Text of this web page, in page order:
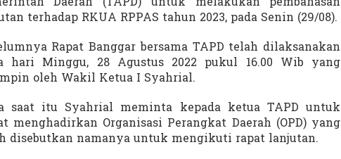
U
A
P
P
A
S
a
h
u
n
terhadap RKUA RPPAS tahun 2023, pada Senin (29/08).
Rapat Banggar bersama TAPD telah dilaksanakan
hari Minggu, 28 Agustus 2022 pukul 16.00 Wib yang
oleh Wakil Ketua I Syahrial.
saat itu Syahrial meminta kepada ketua TAPD untuk
menghadirkan Organisasi Perangkat Daerah (OPD) yang
disebutkan namanya untuk mengikuti rapat lanjutan.